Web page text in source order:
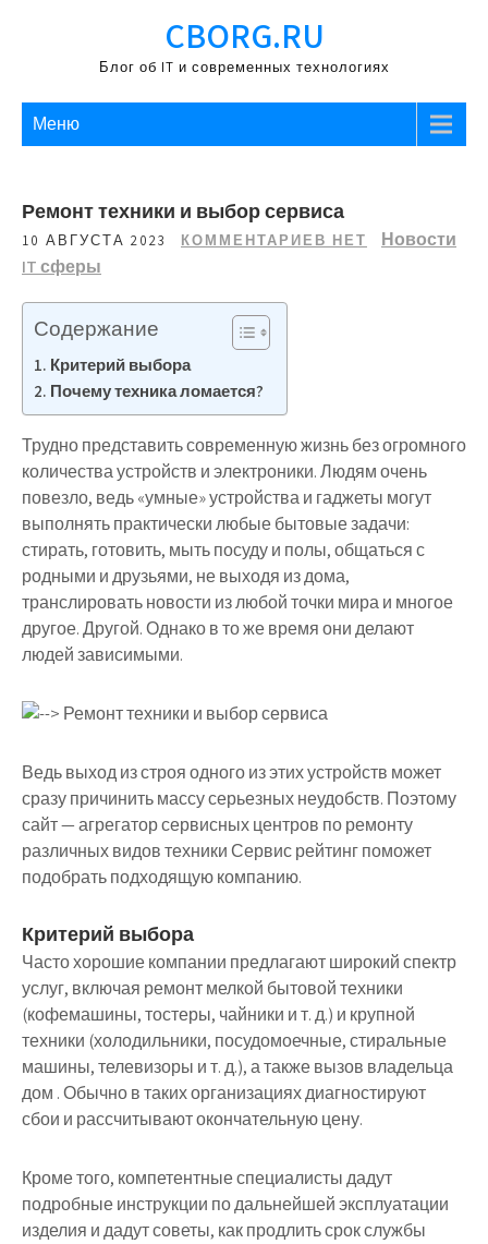
содержимому
CBORG.RU
Блог об IT и современных технологиях
Меню
Ремонт техники и выбор сервиса
10 АВГУСТА 2023 КОММЕНТАРИЕВ НЕТ
Новости
IT сферы
Содержание
Критерий выбора
Почему техника ломается?
Трудно представить современную жизнь без огромного
количества устройств и электроники. Людям очень
повезло, ведь «умные» устройства и гаджеты могут
выполнять практически любые бытовые задачи:
стирать, готовить, мыть посуду и полы, общаться с
родными и друзьями, не выходя из дома,
транслировать новости из любой точки мира и многое
другое. Другой. Однако в то же время они делают
людей зависимыми.
Ведь выход из строя одного из этих устройств может
сразу причинить массу серьезных неудобств. Поэтому
сайт — агрегатор сервисных центров по ремонту
различных видов техники Сервис рейтинг поможет
подобрать подходящую компанию.
Критерий выбора
Часто хорошие компании предлагают широкий спектр
услуг, включая ремонт мелкой бытовой техники
(кофемашины, тостеры, чайники и т. д.) и крупной
техники (холодильники, посудомоечные, стиральные
машины, телевизоры и т. д.), а также вызов владельца
дом . Обычно в таких организациях диагностируют
сбои и рассчитывают окончательную цену.
Кроме того, компетентные специалисты дадут
подробные инструкции по дальнейшей эксплуатации
изделия и дадут советы, как продлить срок службы